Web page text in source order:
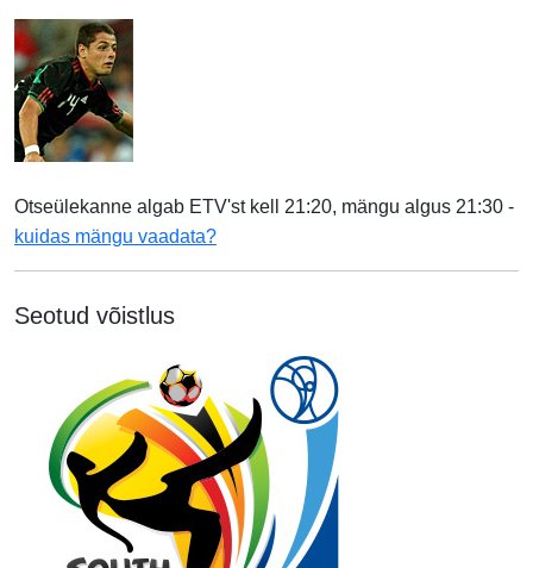
Otseülekanne algab ETV'st kell 21:20, mängu algus 21:30 -
kuidas mängu vaadata?
Seotud võistlus